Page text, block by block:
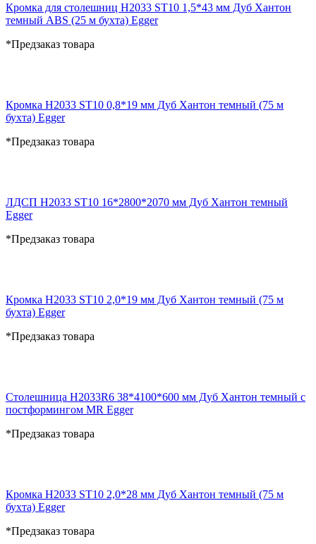
Кромка для столешниц H2033 ST10 1,5*43 мм Дуб Хантон
темный ABS (25 м бухта) Egger
*Предзаказ товара
Кромка H2033 ST10 0,8*19 мм Дуб Хантон темный (75 м
бухта) Egger
*Предзаказ товара
ЛДСП H2033 ST10 16*2800*2070 мм Дуб Хантон темный
Egger
*Предзаказ товара
Кромка H2033 ST10 2,0*19 мм Дуб Хантон темный (75 м
бухта) Egger
*Предзаказ товара
Столешница H2033R6 38*4100*600 мм Дуб Хантон темный с
постформингом MR Egger
*Предзаказ товара
Кромка H2033 ST10 2,0*28 мм Дуб Хантон темный (75 м
бухта) Egger
*Предзаказ товара